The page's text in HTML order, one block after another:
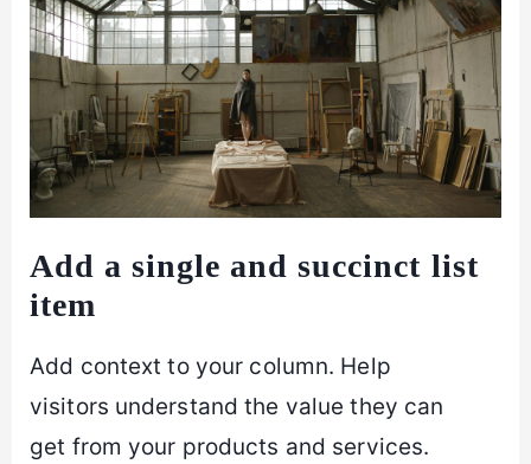
Add a single and succinct list
item
Add context to your column. Help
visitors understand the value they can
get from your products and services.